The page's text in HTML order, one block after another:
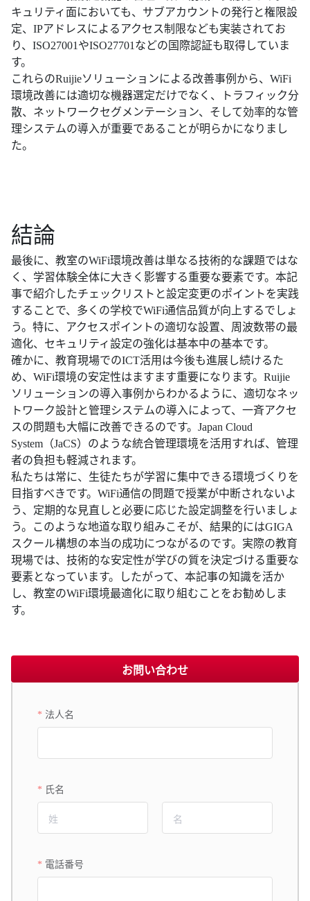
キュリティ面においても、サブアカウントの発行と権限設
定、IPアドレスによるアクセス制限なども実装されてお
り、ISO27001やISO27701などの国際認証も取得していま
す。
これらのRuijieソリューションによる改善事例から、WiFi
環境改善には適切な機器選定だけでなく、トラフィック分
散、ネットワークセグメンテーション、そして効率的な管
理システムの導入が重要であることが明らかになりまし
た。
結論
最後に、教室のWiFi環境改善は単なる技術的な課題ではな
く、学習体験全体に大きく影響する重要な要素です。本記
事で紹介したチェックリストと設定変更のポイントを実践
することで、多くの学校でWiFi通信品質が向上するでしょ
う。特に、アクセスポイントの適切な設置、周波数帯の最
適化、セキュリティ設定の強化は基本中の基本です。
確かに、教育現場でのICT活用は今後も進展し続けるた
め、WiFi環境の安定性はますます重要になります。Ruijie
ソリューションの導入事例からわかるように、適切なネッ
トワーク設計と管理システムの導入によって、一斉アクセ
スの問題も大幅に改善できるのです。Japan Cloud
System（JaCS）のような統合管理環境を活用すれば、管理
者の負担も軽減されます。
私たちは常に、生徒たちが学習に集中できる環境づくりを
目指すべきです。WiFi通信の問題で授業が中断されないよ
う、定期的な見直しと必要に応じた設定調整を行いましょ
う。このような地道な取り組みこそが、結果的にはGIGA
スクール構想の本当の成功につながるのです。実際の教育
現場では、技術的な安定性が学びの質を決定づける重要な
要素となっています。したがって、本記事の知識を活か
し、教室のWiFi環境最適化に取り組むことをお勧めしま
す。
お問い合わせ
法人名
氏名
電話番号